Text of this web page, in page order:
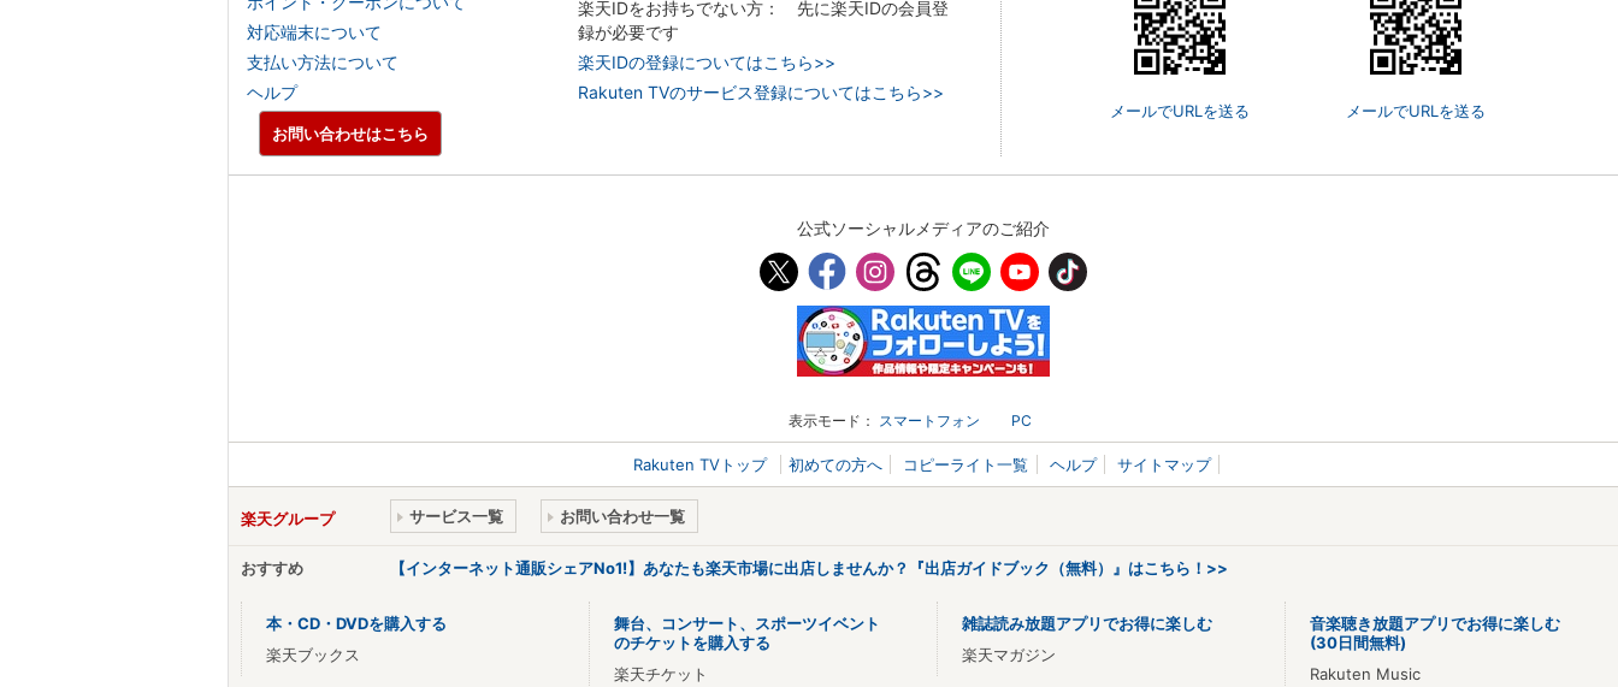
対応端末について
支払い方法について
ヘルプ
楽天IDをお持ちでない方： 先に楽天IDの会員登
録が必要です
楽天IDの登録についてはこちら>>
Rakuten TVのサービス登録についてはこちら>>
メールでURLを送る
メールでURLを送る
お問い合わせはこちら
公式ソーシャルメディアのご紹介
表示モード： スマートフォン PC
Rakuten TVトップ 初めての方へ コピーライト一覧 ヘルプ サイトマップ
楽天グループ サービス一覧 お問い合わせ一覧
おすすめ 【インターネット通販シェアNo1!】あなたも楽天市場に出店しませんか？『出店ガイドブック（無料）』はこちら！>>
本・CD・DVDを購入する
楽天ブックス
舞台、コンサート、スポーツイベント
のチケットを購入する
楽天チケット
雑誌読み放題アプリでお得に楽しむ
楽天マガジン
音楽聴き放題アプリでお得に楽しむ
(30日間無料)
Rakuten Music